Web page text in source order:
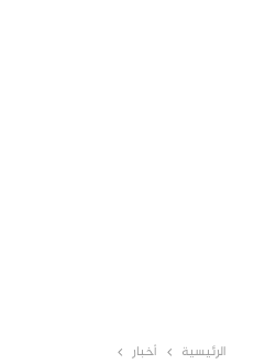
الرئيسية أخبار